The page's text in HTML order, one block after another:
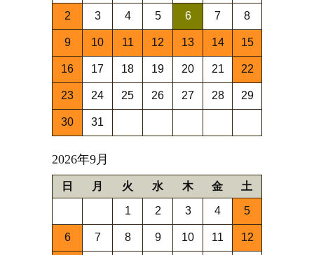
2 3 4 5 6 7 8
9 10 11 12 13 14 15
16 17 18 19 20 21 22
23 24 25 26 27 28 29
30 31
2026年9月
日 月 火 水 木 金 土
1 2 3 4 5
6 7 8 9 10 11 12